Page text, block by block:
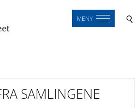
MENY
SAMLINGENE